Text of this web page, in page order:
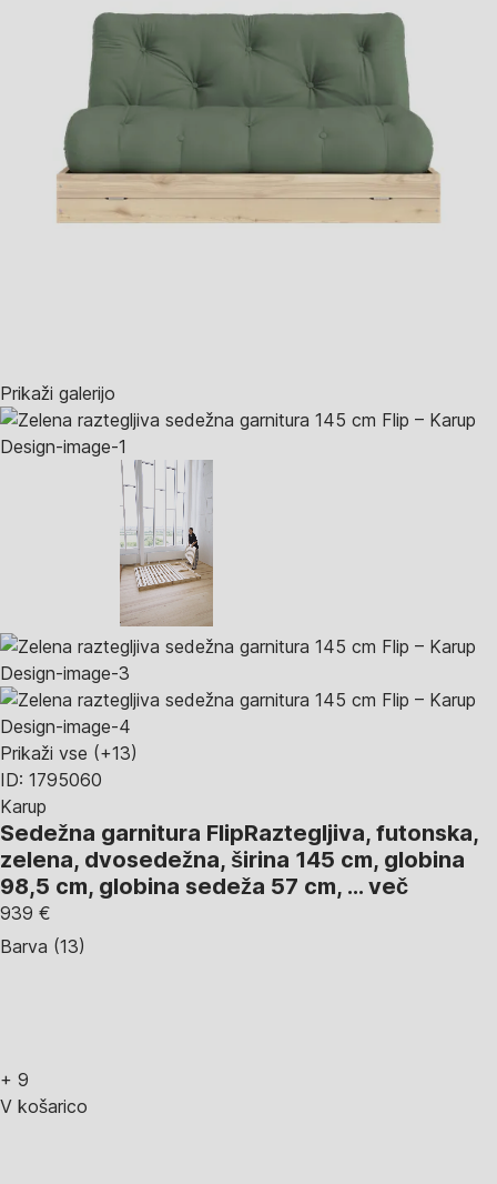
Prikaži galerijo
Prikaži vse (+13)
ID: 1795060
Karup
Sedežna garnitura FlipRaztegljiva, futonska,
zelena, dvosedežna, širina 145 cm, globina
98,5 cm, globina sedeža 57 cm, … več
939 €
Barva (13)
+ 9
V košarico